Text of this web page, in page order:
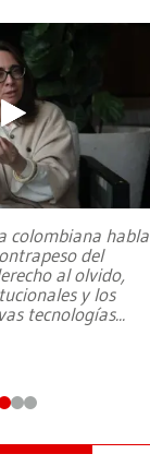
colombiana habla
del
al olvido,
y los
tecnologías...